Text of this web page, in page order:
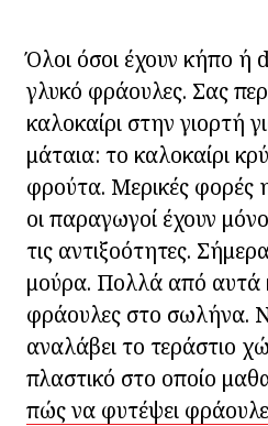
Όλοι όσοι έχουν κήπο ή
γλυκό φράουλες. Σας
καλοκαίρι στην γιορτή
μάταια: το καλοκαίρι
φρούτα. Μερικές φορές
οι παραγωγοί έχουν
τις αντιξοότητες.
μούρα. Πολλά από αυτά
φράουλες στο σωλήνα.
αναλάβει το τεράστιο
πλαστικό στο οποίο
πώς να φυτέψει